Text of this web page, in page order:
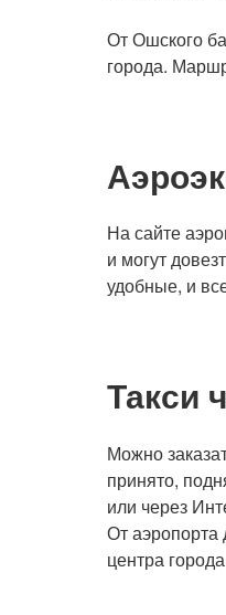
От Ошского
города.
На сайте
и могут
удобные, и
Такси
Можно
принято,
или через
От аэропорта
центра